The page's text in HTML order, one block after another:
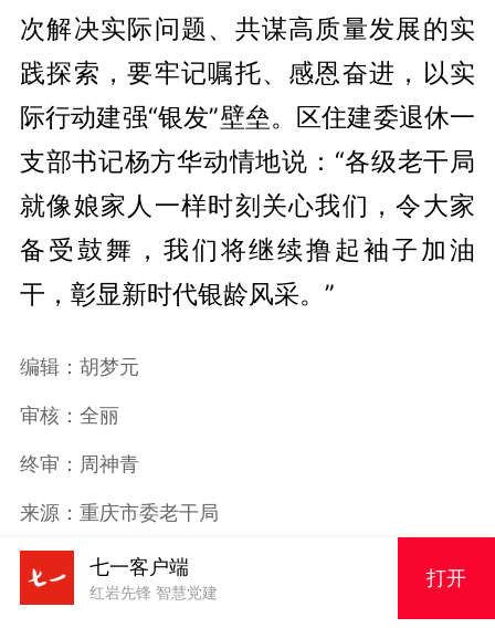
次解决实际问题、共谋高质量发展的实
践探索，要牢记嘱托、感恩奋进，以实
际行动建强“银发”壁垒。区住建委退休一
支部书记杨方华动情地说：“各级老干局
就像娘家人一样时刻关心我们，令大家
备受鼓舞，我们将继续撸起袖子加油
干，彰显新时代银龄风采。”
编辑：胡梦元
审核：全丽
终审：周神青
来源：重庆市委老干局
七一客户端
红岩先锋 智慧党建
打开